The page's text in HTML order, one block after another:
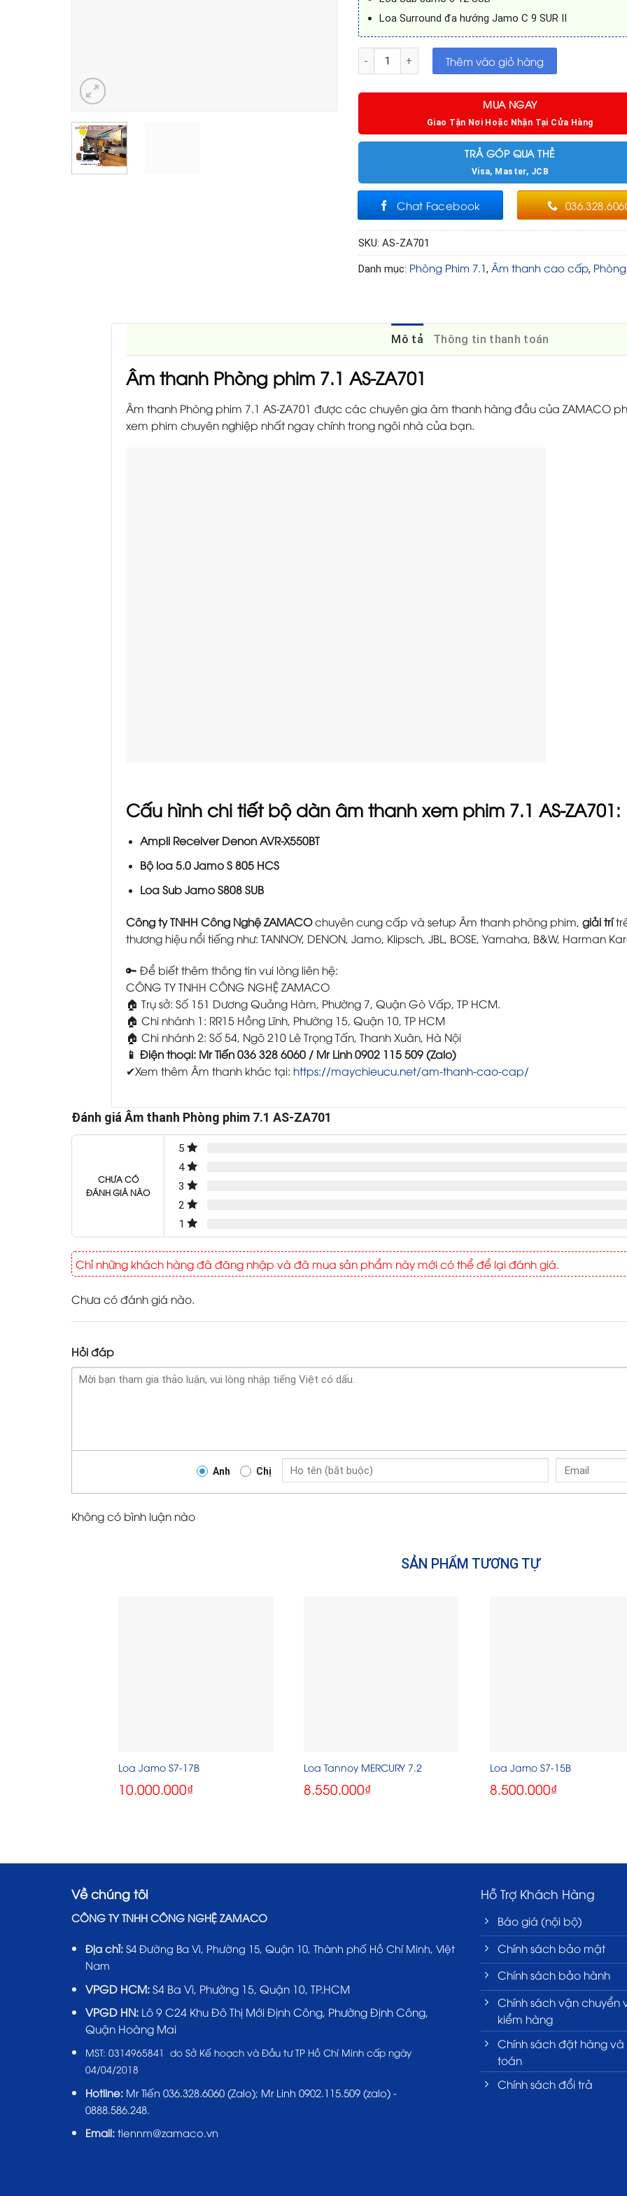
Loa Surround đa hướng Jamo C 9 SUR II
Âm thanh Phòng phim 7.1 AS-ZA701 số lượng
Thêm vào giỏ hàng
MUA NGAY
Giao Tận Nơi Hoặc Nhận Tại Cửa Hàng
TRẢ GÓP QUA THẺ
Visa, Master, JCB
Chat Facebook
SKU: AS-ZA701
Danh mục: Phòng Phim 7.1, Âm thanh cao cấp,
Mô tả Thông tin thanh toán
Âm thanh Phòng phim 7.1 AS-ZA701
Âm thanh Phòng phim 7.1 AS-ZA701 được các chuyên gia âm thanh hàng đầu của ZAMACO
xem phim chuyên nghiệp nhất ngay chính trong ngôi nhà của bạn.
Cấu hình chi tiết bộ dàn âm thanh xem phim 7.1 AS-ZA701:
Ampli Receiver Denon AVR-X550BT
Bộ loa 5.0 Jamo S 805 HCS
Loa Sub Jamo S808 SUB
Công ty TNHH Công Nghệ ZAMACOchuyêncung cấp và setup Âm thanh phòng phim, giải trí
thương hiệu nổi tiếng như: TANNOY, DENON, Jamo, Klipsch, JBL, BOSE, Yamaha, B&W, Harman
🔑 Để biết thêm thông tin vui lòng liên hệ:
CÔNG TY TNHH CÔNG NGHỆ ZAMACO
🏠 Trụ sở: Số 151 Dương Quảng Hàm, Phường 7, Quận Gò Vấp, TP HCM.
🏠 Chi nhánh 1: RR15 Hồng Lĩnh, Phường 15, Quận 10, TP HCM
🏠 Chi nhánh 2: Số 54, Ngõ 210 Lê Trọng Tấn, Thanh Xuân, Hà Nội
📱 Điện thoại: Mr Tiến 036 328 6060 / Mr Linh 0902 115 509 (Zalo)
✔Xem thêm Âm thanh khác tại: https://maychieucu.net/am-thanh-cao-cap/
Đánh giá Âm thanh Phòng phim 7.1 AS-ZA701
CHƯA CÓ
ĐÁNH GIÁ NÀO
5
4
3
2
1
Chỉ những khách hàng đã đăng nhập và đã mua sản phẩm này mới có thể để lại đánh giá.
Chưa có đánh giá nào.
Hỏi đáp
Anh Chị
Không có bình luận nào
SẢN PHẨM TƯƠNG TỰ
Loa Jamo S7-17B
10.000.000₫
Loa Tannoy MERCURY 7.2
8.550.000₫
Loa Jamo S7-15B
8.500.000₫
Về chúng tôi
CÔNG TY TNHH CÔNG NGHỆ ZAMACO
Địa chỉ:S4 Đường Ba Vì, Phường 15, Quận 10, Thành phố Hồ Chí Minh, Việt
Nam
VPGD HCM:S4 Ba Vì, Phường 15, Quận 10, TP.HCM
VPGD HN: Lô 9 C24 Khu Đô Thị Mới Định Công, Phường Định Công,
Quận Hoàng Mai
MST:0314965841 do Sở Kế hoạch và Đầu tư TP Hồ Chí Minh cấp ngày
04/04/2018
Hotline: Mr Tiến036.328.6060 (Zalo); Mr Linh 0902.115.509 (zalo) -
0888.586.248.
Email: tiennm@zamaco.vn
Hỗ Trợ Khách Hàng
Báo giá (nội bộ)
Chính sách bảo mật
Chính sách bảo hành
Chính sách vận chuyển
kiểm hàng
Chính sách đặt hàng và
toán
Chính sách đổi trả